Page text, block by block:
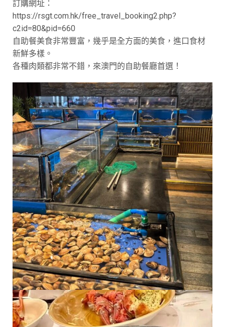
訂購網址：
https://rsgt.com.hk/free_travel_booking2.php?
c2id=80&pid=660
自助餐美食非常豐富，幾乎是全方面的美食，進口食材
新鮮多樣。
各種肉類都非常不錯，來澳門的自助餐廳首選！